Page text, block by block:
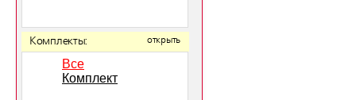
Комплекты: открыть
Все
Комплект